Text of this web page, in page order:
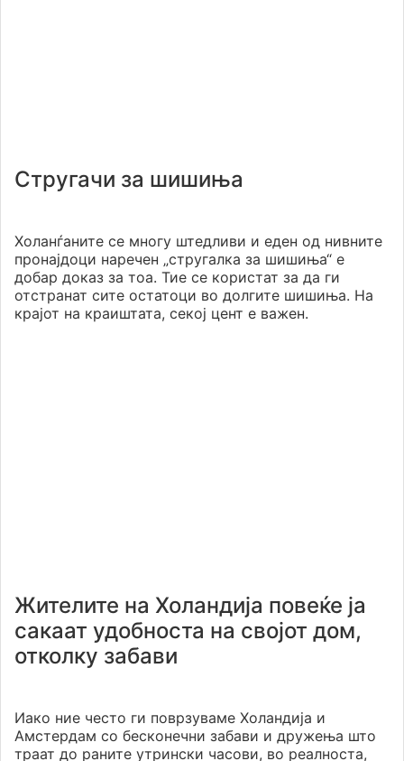
Стругачи за шишиња
Холанѓаните се многу штедливи и еден од нивните
пронајдоци наречен „стругалка за шишиња“ е
добар доказ за тоа. Тие се користат за да ги
отстранат сите остатоци во долгите шишиња. На
крајот на краиштата, секој цент е важен.
Жителите на Холандија повеќе ја
сакаат удобноста на својот дом,
отколку забави
Иако ние често ги поврзуваме Холандија и
Амстердам со бесконечни забави и дружења што
траат до раните утрински часови, во реалноста,